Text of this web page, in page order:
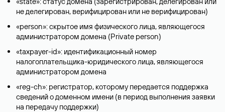
не делегирован, верифицирован или не верифицирован)
«person»: скрытое имя физического лица, являющегося
администратором домена (Privatе person)
«taxpayer-id»: идентификационный номер
налогоплательщика-юридического лица, являющегося
администратором домена
«reg-ch»: регистратор, которому передается поддержка
сведений о доменном имени (в период выполнения заявки
на передачу поддержки)